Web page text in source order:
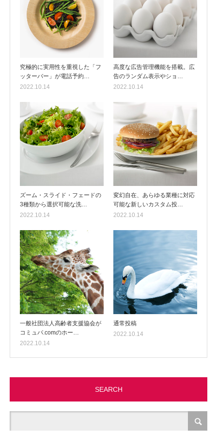
究極的に実用性を重視した「フ
ッターバー」が電話予約…
2022.10.14
高度な広告管理機能を搭載。広
告のランダム表示やショ…
2022.10.14
ズーム・スライド・フェードの
3種類から選択可能な洗…
2022.10.14
変幻自在、あらゆる業種に対応
可能な新しいカスタム投…
2022.10.14
一般社団法人高齢者支援協会が
コミュパ.comのホー…
2022.10.14
通常投稿
2022.10.14
SEARCH